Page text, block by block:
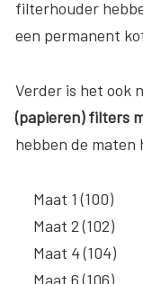
filterhouder
een permanent
Verder is het ook
(papieren) filters
hebben de maten
Maat 1 (100)
Maat 2 (102)
Maat 4 (104)
Maat 6 (106)